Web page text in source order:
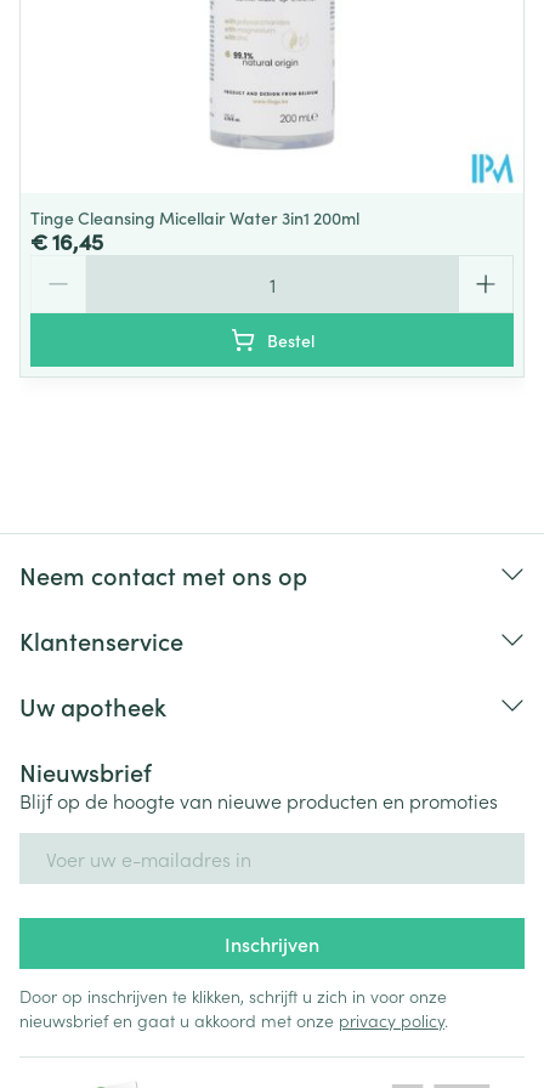
Tinge Cleansing Micellair Water 3in1 200ml
€ 16,45
Bestel
Neem contact met ons op
Klantenservice
Uw apotheek
Nieuwsbrief
Blijf op de hoogte van nieuwe producten en promoties
Inschrijven
Door op inschrijven te klikken, schrijft u zich in voor onze
nieuwsbrief en gaat u akkoord met onze privacy policy.